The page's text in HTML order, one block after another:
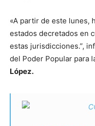
«A partir de este lunes,
estados decretados en
estas jurisdicciones.”,
del Poder Popular para
López.